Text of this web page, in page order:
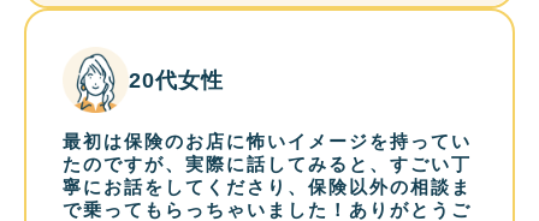
20代女性
最初は保険のお店に怖いイメージを持ってい
たのですが、実際に話してみると、すごい丁
寧にお話をしてくださり、保険以外の相談ま
で乗ってもらっちゃいました！ありがとうご